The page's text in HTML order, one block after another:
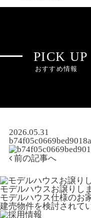
PICK UP
おすすめ情報
2026.05.31
前の記事へ
モデルハウスお譲りし
モデルハウス仕様のお
建売物件を検討されて